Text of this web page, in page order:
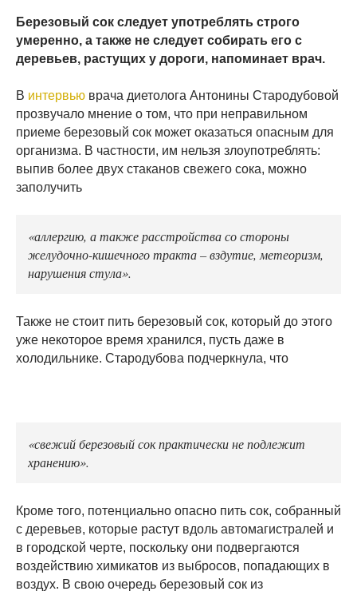
Березовый сок следует употреблять строго
умеренно, а также не следует собирать его с
деревьев, растущих у дороги, напоминает врач.
В интервью врача диетолога Антонины Стародубовой
прозвучало мнение о том, что при неправильном
приеме березовый сок может оказаться опасным для
организма. В частности, им нельзя злоупотреблять:
выпив более двух стаканов свежего сока, можно
заполучить
«аллергию, а также расстройства со стороны
желудочно-кишечного тракта – вздутие, метеоризм,
нарушения стула».
Также не стоит пить березовый сок, который до этого
уже некоторое время хранился, пусть даже в
холодильнике. Стародубова подчеркнула, что
«свежий березовый сок практически не подлежит
хранению».
Кроме того, потенциально опасно пить сок, собранный
с деревьев, которые растут вдоль автомагистралей и
в городской черте, поскольку они подвергаются
воздействию химикатов из выбросов, попадающих в
воздух. В свою очередь березовый сок из